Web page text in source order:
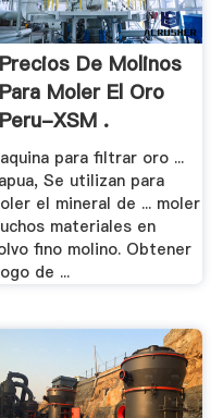
Precios De Molinos
Para Moler El Oro
Peru-XSM .
para filtrar oro ...
Se utilizan para
el mineral de ... moler
materiales en
fino molino. Obtener
de ...